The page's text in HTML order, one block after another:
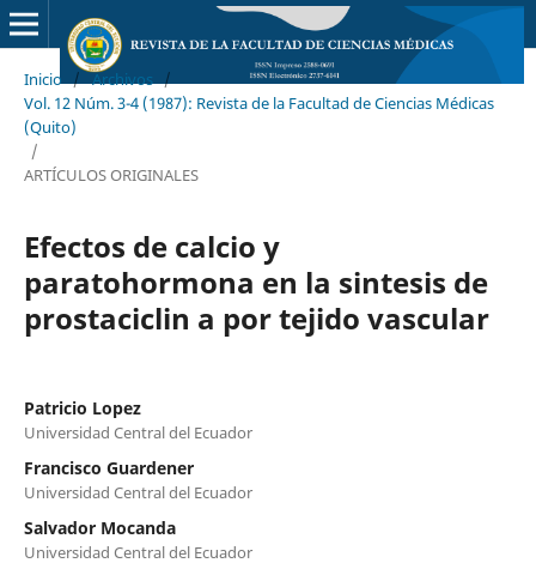
Inicio / Archivos /
Vol. 12 Núm. 3-4 (1987): Revista de la Facultad de Ciencias Médicas
(Quito)
/
ARTÍCULOS ORIGINALES
Efectos de calcio y
paratohormona en la sintesis de
prostaciclin a por tejido vascular
Patricio Lopez
Universidad Central del Ecuador
Francisco Guardener
Universidad Central del Ecuador
Salvador Mocanda
Universidad Central del Ecuador